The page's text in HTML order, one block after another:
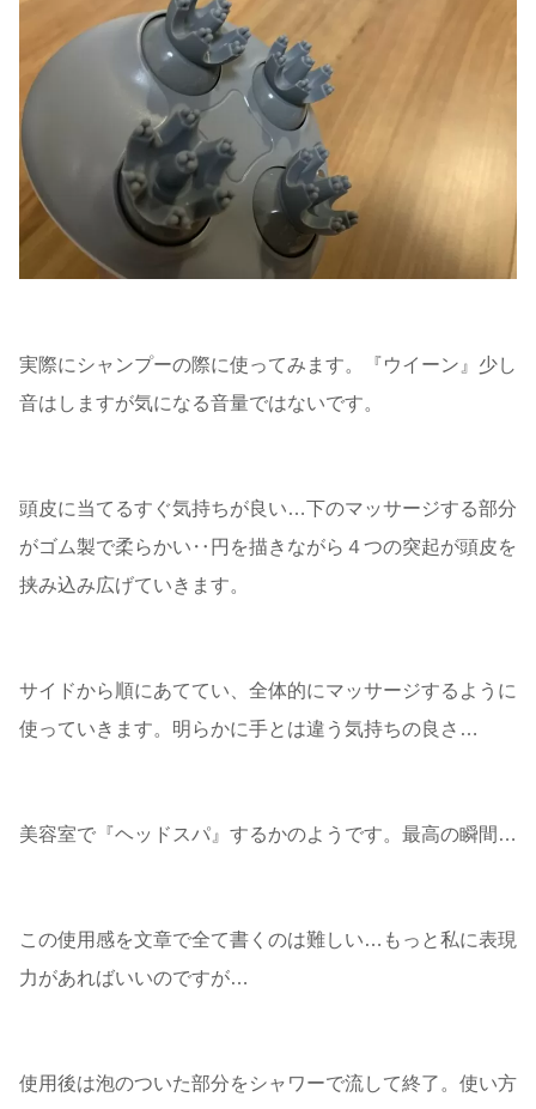
実際にシャンプーの際に使ってみます。『ウイーン』少し
音はしますが気になる音量ではないです。
頭皮に当てるすぐ気持ちが良い…下のマッサージする部分
がゴム製で柔らかい‥円を描きながら４つの突起が頭皮を
挟み込み広げていきます。
サイドから順にあててい、全体的にマッサージするように
使っていきます。明らかに手とは違う気持ちの良さ…
美容室で『ヘッドスパ』するかのようです。最高の瞬間…
この使用感を文章で全て書くのは難しい…もっと私に表現
力があればいいのですが…
使用後は泡のついた部分をシャワーで流して終了。使い方